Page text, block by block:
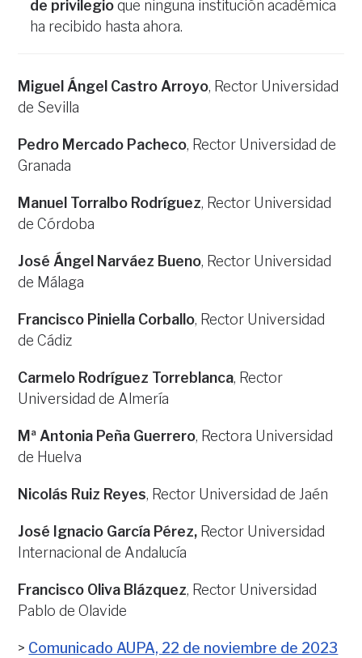
de privilegioque ninguna institución académica
ha recibido hasta ahora.
Miguel Ángel Castro Arroyo, Rector Universidad
de Sevilla
Pedro Mercado Pacheco, Rector Universidad de
Granada
Manuel Torralbo Rodríguez, Rector Universidad
de Córdoba
José Ángel Narváez Bueno, Rector Universidad
de Málaga
Francisco Piniella Corballo, Rector Universidad
de Cádiz
Carmelo Rodríguez Torreblanca, Rector
Universidad de Almería
Mª Antonia Peña Guerrero, Rectora Universidad
de Huelva
Nicolás Ruiz Reyes, Rector Universidad de Jaén
José Ignacio García Pérez, Rector Universidad
Internacional de Andalucía
Francisco Oliva Blázquez, Rector Universidad
Pablo de Olavide
> Comunicado AUPA, 22 de noviembre de 2023